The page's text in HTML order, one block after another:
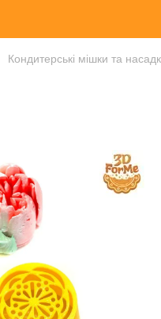
Кондитерські мішки та